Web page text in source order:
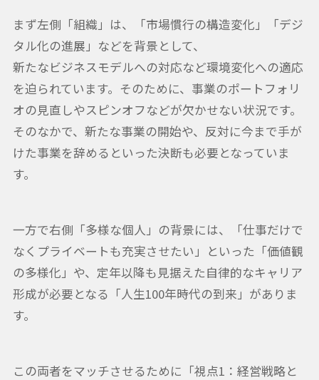
まず左側「組織」は、「市場慣行の構造変化」「デジ
タル化の進展」などを背景として、
新たなビジネスモデルへの対応など環境変化への適応
を迫られています。そのために、事業のポートフォリ
オの見直しやスピンオフなどが欠かせない状況です。
そのなかで、新たな事業の開始や、反対に今まで手が
けた事業を辞めるといった決断も必要となっていま
す。
一方で右側「多様な個人」の背景には、「仕事だけで
なくプライベートも充実させたい」といった「価値観
の多様化」や、定年以降も見据えた自律的なキャリア
形成が必要となる「人生100年時代の到来」がありま
す。
この両者をマッチさせるために「視点1：経営戦略と